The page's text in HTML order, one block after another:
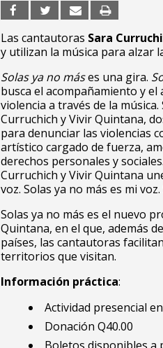
Las cantautoras Sara
y utilizan la música para alzar
Solas ya no máses una gira.
busca el acompañamiento y
violencia a través de la
Curruchich y Vivir Quintana,
para denunciar las violencias
artístico cargado de fuerza,
derechos personales y
Curruchich y Vivir Quintana
voz. Solas ya no más es mi
Solas ya no más es el nuevo
Quintana, en el que, además
países, las cantautoras
territorios que visitan.
Información práctica:
Actividad presencial
Donación Q40.00